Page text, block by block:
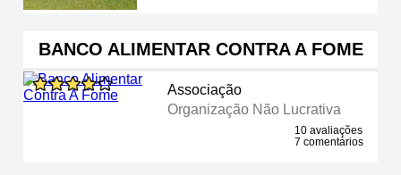
BANCO ALIMENTAR CONTRA A FOME
Associação
Organização Não Lucrativa
10 avaliações
7 comentários